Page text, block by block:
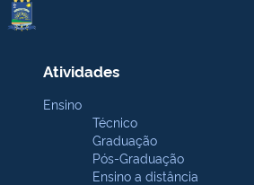
Atividades
Ensino
Técnico
Graduação
Pós-Graduação
Ensino a distância